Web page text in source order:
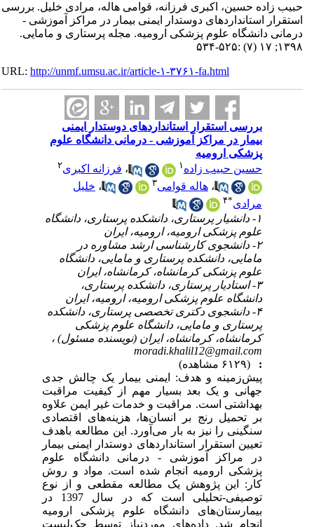
حبیب زاده حسین، اکبری فرزانه، قوامی هاله، مرادی خلیل. بررسی
استقرار استانداردهای دوستدار ایمنی بیمار در مراکز آموزشی -
درمانی دانشگاه علوم پزشکی ارومیه. مجله پرستاری و مامایی.
۱۳۹۸; ۱۷ (۷) :۵۲۵-۵۳۴
URL:http://unmf.umsu.ac.ir/article-۱-۳۷۶۱-fa.html
بررسی استقرار استانداردهای دوستدار ایمنی
بیمار در مراکز آموزشی - درمانی دانشگاه علوم
پزشکی ارومیه
حسین حبیب زاده۱ ،فرزانه اکبری۲
،هاله قوامی ،خلیل
مرادی
۴
۱- دانشیار پرستاری، دانشکده پرستاری، دانشگاه
علوم پزشکی ارومیه، ارومیه، ایران
۲- دانشجوی کارشناسی ارشد مشاوره در
مامایی، دانشکده پرستاری و مامایی، دانشگاه
علوم پزشکی کرمانشاه، کرمانشاه، ایران
۳- استادیار پرستاری، دانشکده پرستاری،
دانشگاه علوم پزشکی ارومیه، ارومیه، ایران
۴- دانشجوی دکتری تخصصی پرستاری، دانشکده
پرستاری و مامایی، دانشگاه علوم پزشکی
کرمانشاه، کرمانشاه، ایران (نویسنده مسئول) ،
moradi.khalil12@gmail.com
پیش‌زمینه و هدف: ایمنی بیمار یک چالش جدی
جهانی و یک بعد بسیار مهم از کیفیت مراقبت
بهداشتی است. مراقبت و خدمات غیر ایمن علاوه
بر تحمیل رنج بر انسان‌ها، هزینه‌های اقتصادی
سنگینی را نیز به بار می‌آورد. این مطالعه باهدف
تعیین استقرار استانداردهای دوستدار ایمنی بیمار
در مراکز آموزشی - درمانی دانشگاه علوم
پزشکی ارومیه انجام شده است. مواد و روش
کار: این پژوهش یک مطالعه مقطعی و از نوع
توصیفی-تحلیلی است که در سال 1397 در
بیمارستان‌های دانشگاه علوم پزشکی ارومیه
انجام شد. داده‌های موردنیاز توسط چک‌لیست